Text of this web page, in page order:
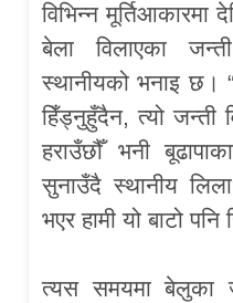
विभिन्न
बेला विलाएका
स्थानीयको भनाइ छ।
हिँड्नुहुँदैन, त्यो जन्ती
हराउँछौँ भनी
सुनाउँदै स्थानीय
भएर हामी यो बाटो
त्यस समयमा बेलुका